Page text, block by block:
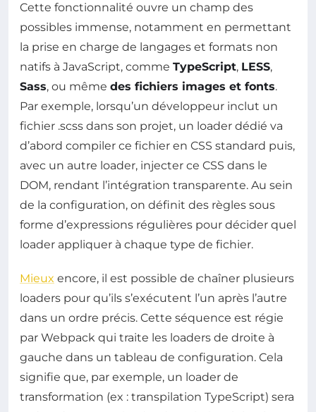
Cette fonctionnalité ouvre un champ des
possibles immense, notamment en permettant
la prise en charge de langages et formats non
natifs à JavaScript, comme TypeScript, LESS,
Sass, ou même des fichiers images et fonts.
Par exemple, lorsqu’un développeur inclut un
fichier .scss dans son projet, un loader dédié va
d’abord compiler ce fichier en CSS standard puis,
avec un autre loader, injecter ce CSS dans le
DOM, rendant l’intégration transparente. Au sein
de la configuration, on définit des règles sous
forme d’expressions régulières pour décider quel
loader appliquer à chaque type de fichier.
Mieux encore, il est possible de chaîner plusieurs
loaders pour qu’ils s’exécutent l’un après l’autre
dans un ordre précis. Cette séquence est régie
par Webpack qui traite les loaders de droite à
gauche dans un tableau de configuration. Cela
signifie que, par exemple, un loader de
transformation (ex : transpilation TypeScript) sera